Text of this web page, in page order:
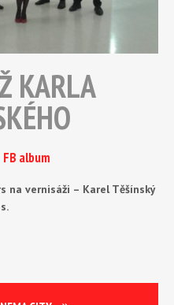
KARLA
FB album
na vernisáži – Karel Těšínský